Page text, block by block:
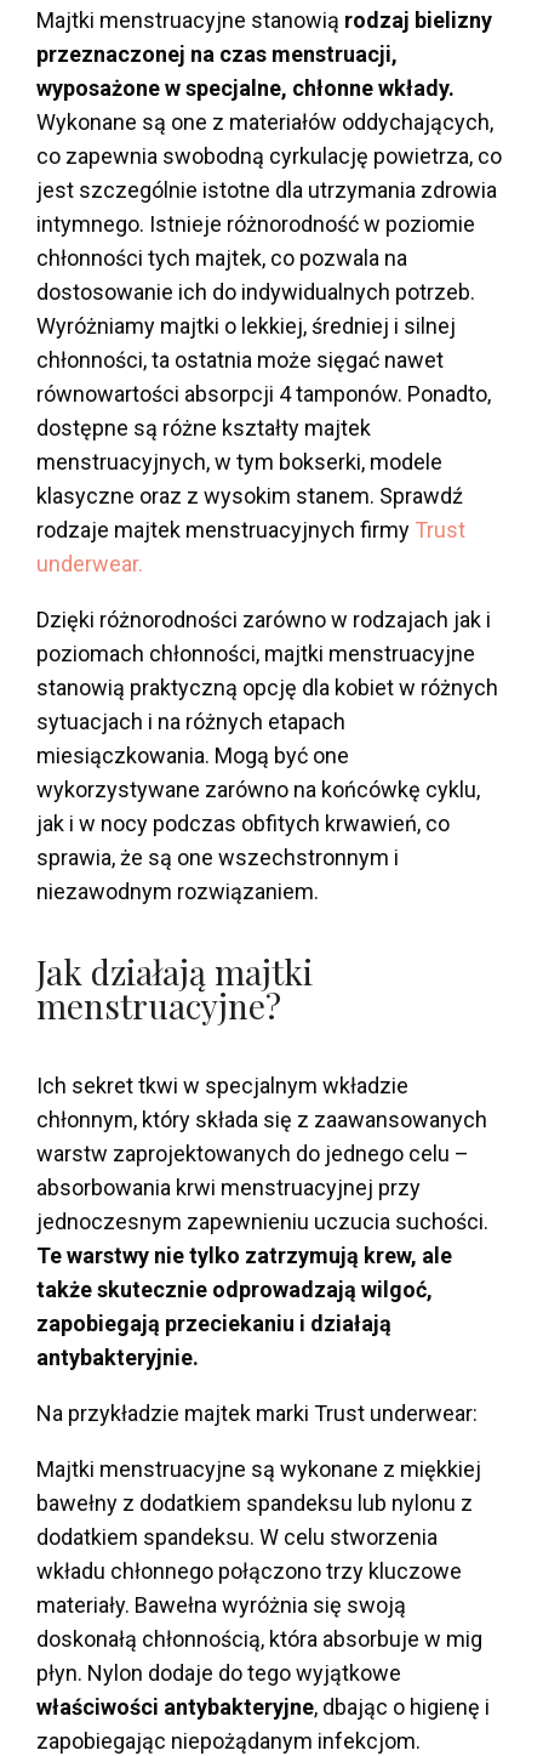
Majtki menstruacyjne stanowią rodzaj bielizny
przeznaczonej na czas menstruacji,
wyposażone w specjalne, chłonne wkłady.
Wykonane są one z materiałów oddychających,
co zapewnia swobodną cyrkulację powietrza, co
jest szczególnie istotne dla utrzymania zdrowia
intymnego. Istnieje różnorodność w poziomie
chłonności tych majtek, co pozwala na
dostosowanie ich do indywidualnych potrzeb.
Wyróżniamy majtki o lekkiej, średniej i silnej
chłonności, ta ostatnia może sięgać nawet
równowartości absorpcji 4 tamponów. Ponadto,
dostępne są różne kształty majtek
menstruacyjnych, w tym bokserki, modele
klasyczne oraz z wysokim stanem. Sprawdź
rodzaje majtek menstruacyjnych firmy Trust
underwear.
Dzięki różnorodności zarówno w rodzajach jak i
poziomach chłonności, majtki menstruacyjne
stanowią praktyczną opcję dla kobiet w różnych
sytuacjach i na różnych etapach
miesiączkowania. Mogą być one
wykorzystywane zarówno na końcówkę cyklu,
jak i w nocy podczas obfitych krwawień, co
sprawia, że są one wszechstronnym i
niezawodnym rozwiązaniem.
Jak działają majtki
menstruacyjne?
Ich sekret tkwi w specjalnym wkładzie
chłonnym, który składa się z zaawansowanych
warstw zaprojektowanych do jednego celu –
absorbowania krwi menstruacyjnej przy
jednoczesnym zapewnieniu uczucia suchości.
Te warstwy nie tylko zatrzymują krew, ale
także skutecznie odprowadzają wilgoć,
zapobiegają przeciekaniu i działają
antybakteryjnie.
Na przykładzie majtek marki Trust underwear:
Majtki menstruacyjne są wykonane z miękkiej
bawełny z dodatkiem spandeksu lub nylonu z
dodatkiem spandeksu. W celu stworzenia
wkładu chłonnego połączono trzy kluczowe
materiały. Bawełna wyróżnia się swoją
doskonałą chłonnością, która absorbuje w mig
płyn. Nylon dodaje do tego wyjątkowe
właściwości antybakteryjne, dbając o higienę i
zapobiegając niepożądanym infekcjom.